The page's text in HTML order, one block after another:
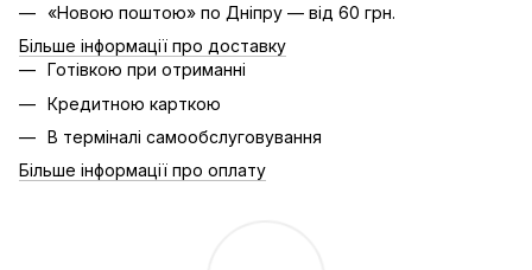
«Новою поштою» по Дніпру — від 60 грн.
Більше інформації про доставку
Готівкою при отриманні
Кредитною карткою
В терміналі самообслуговування
Більше інформації про оплату